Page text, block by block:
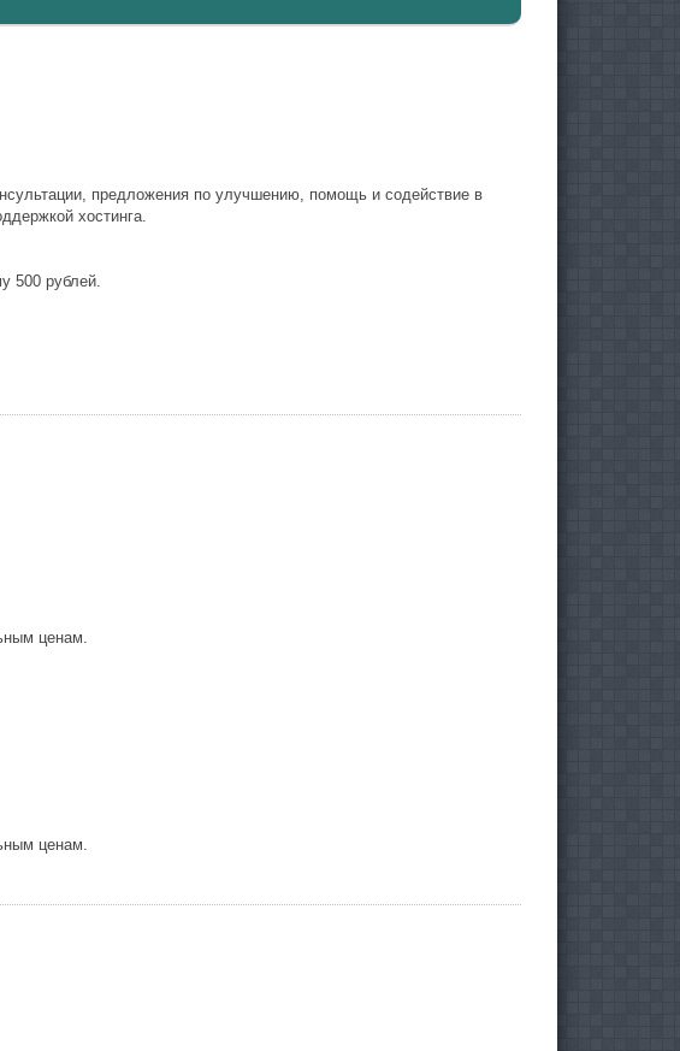
предложения по улучшению, помощь и содействие в
хостинга.
500 рублей.
ценам.
ценам.